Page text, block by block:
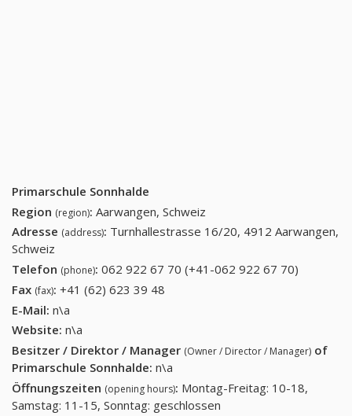
Primarschule Sonnhalde
Region (region): Aarwangen, Schweiz
Adresse (address): Turnhallestrasse 16/20, 4912 Aarwangen,
Schweiz
Telefon (phone): 062 922 67 70 (+41-062 922 67 70)
Fax (fax): +41 (62) 623 39 48
E-Mail: n\a
Website: n\a
Besitzer / Direktor / Manager (Owner / Director / Manager) of
Primarschule Sonnhalde: n\a
Öffnungszeiten (opening hours): Montag-Freitag: 10-18,
Samstag: 11-15, Sonntag: geschlossen